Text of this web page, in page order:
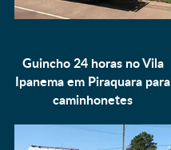
Guincho 24 horas no Vila
Ipanema em Piraquara para
caminhonetes